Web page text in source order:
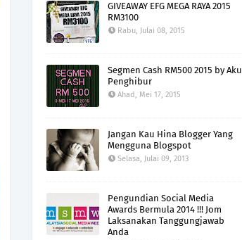
GIVEAWAY EFG MEGA RAYA 2015
RM3100
Rabu, Julai 08, 2015
Segmen Cash RM500 2015 by Aku
Penghibur
Ahad, Mei 17, 2015
Jangan Kau Hina Blogger Yang
Mengguna Blogspot
Selasa, Julai 09, 2013
Pengundian Social Media
Awards Bermula 2014 !!! Jom
Laksanakan Tanggungjawab
Anda